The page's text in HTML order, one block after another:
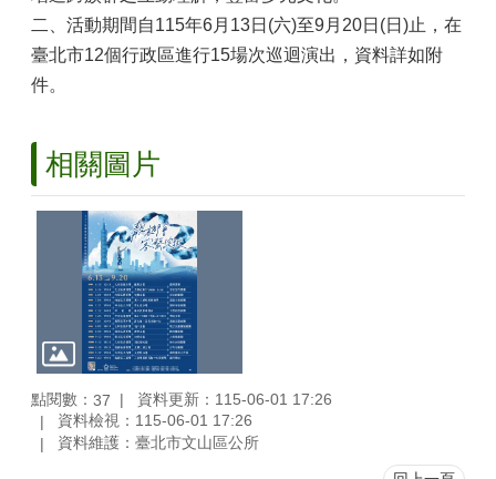
區
政
報
導
鄰
資
網
(Disaster
prevention
and
二、活動期間自115年6月13日(六)至9月20日(日)止，在
臺北市12個行政區進行15場次巡迴演出，資料詳如附
件。
相關圖片
點閱數： 37
資料更新：115-06-01 17:26
資料檢視：115-06-01 17:26
資料維護：臺北市文山區公所